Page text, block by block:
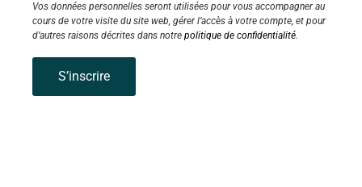
Vos données personnelles seront utilisées pour vous accompagner au
cours de votre visite du site web, gérer l’accès à votre compte, et pour
d’autres raisons décrites dans notre politique de confidentialité.
S’inscrire